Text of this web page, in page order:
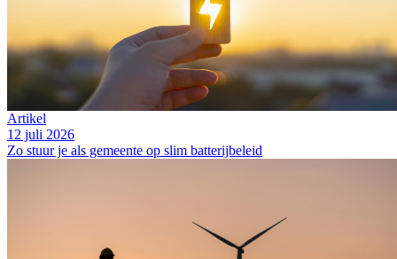
Artikel
12 juli 2026
Zo stuur je als gemeente op slim batterijbeleid